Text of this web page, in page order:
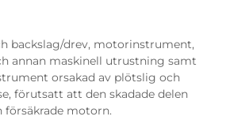
backslag/drev, motorinstrument,
annan maskinell utrustning samt
orsakad av plötslig och
förutsatt att den skadade delen
försäkrade motorn.